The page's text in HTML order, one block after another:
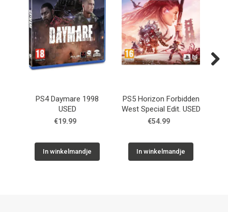
PS4 Daymare 1998
USED
€19.99
In winkelmandje
PS5 Horizon Forbidden
West Special Edit. USED
€54.99
In winkelmandje